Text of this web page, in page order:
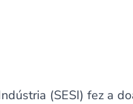
(SESI) fez a